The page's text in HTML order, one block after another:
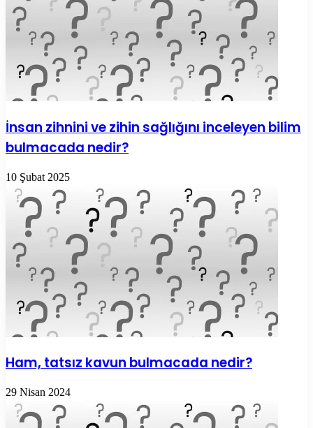
İnsan zihnini ve zihin sağlığını inceleyen bilim
bulmacada nedir?
10 Şubat 2025
Ham, tatsız kavun bulmacada nedir?
29 Nisan 2024